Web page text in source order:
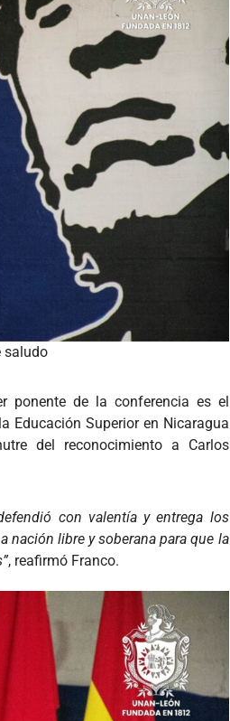
saludo
ponente de la conferencia es el
Educación Superior en Nicaragua
del reconocimiento a Carlos
con valentía y entrega los
nación libre y soberana para que la
, reafirmó Franco.